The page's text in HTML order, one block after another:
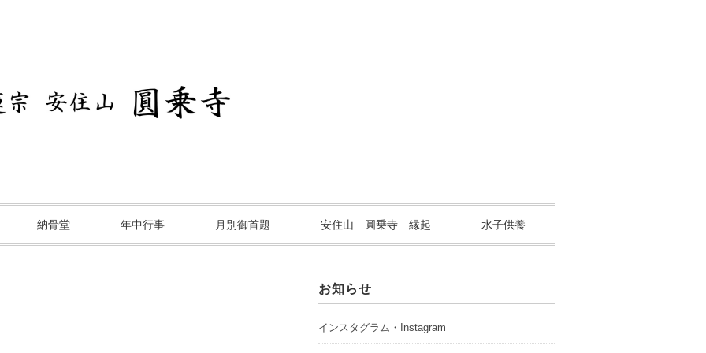
納骨堂 年中行事 月別御首題 安住山 圓乗寺 縁起 水子供養
お知らせ
インスタグラム・Instagram